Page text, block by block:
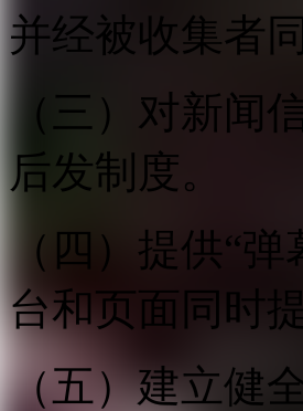
并经被收集者同
（三）对新闻
后发制度。
（四）提供“
台和页面同时
（五）建立健